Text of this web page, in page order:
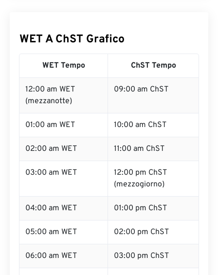
WET A ChST Grafico
WET Tempo ChST Tempo
12:00 am WET
(mezzanotte)
09:00 am ChST
01:00 am WET 10:00 am ChST
02:00 am WET 11:00 am ChST
03:00 am WET
12:00 pm ChST
(mezzogiorno)
04:00 am WET 01:00 pm ChST
05:00 am WET 02:00 pm ChST
06:00 am WET 03:00 pm ChST